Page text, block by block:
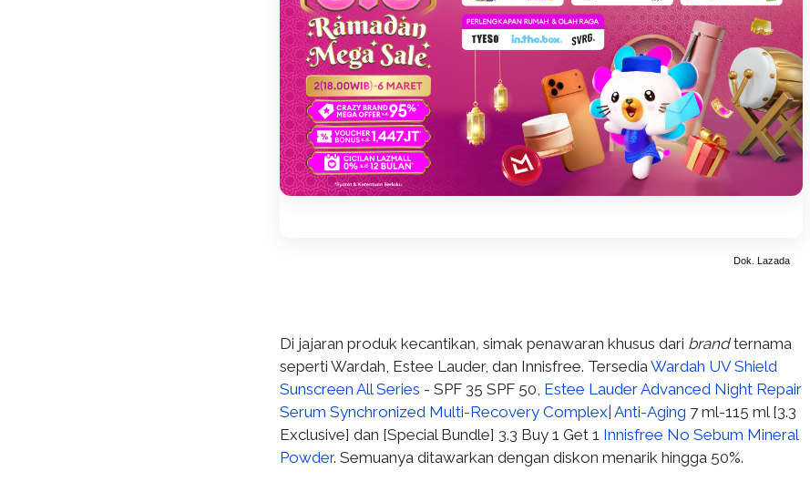
Dok. Lazada
Di jajaran produk kecantikan, simak penawaran khusus dari brandternama
seperti Wardah, Estee Lauder, dan Innisfree. TersediaWardah UV Shield
Sunscreen All Series - SPF 35 SPF 50, Estee Lauder Advanced Night Repair
Serum Synchronized Multi-Recovery Complex| Anti-Aging 7 ml-115 ml [3.3
Exclusive] dan [Special Bundle] 3.3 Buy 1 Get 1 Innisfree No Sebum Mineral
Powder. Semuanya ditawarkan dengan diskon menarik hingga 50%.